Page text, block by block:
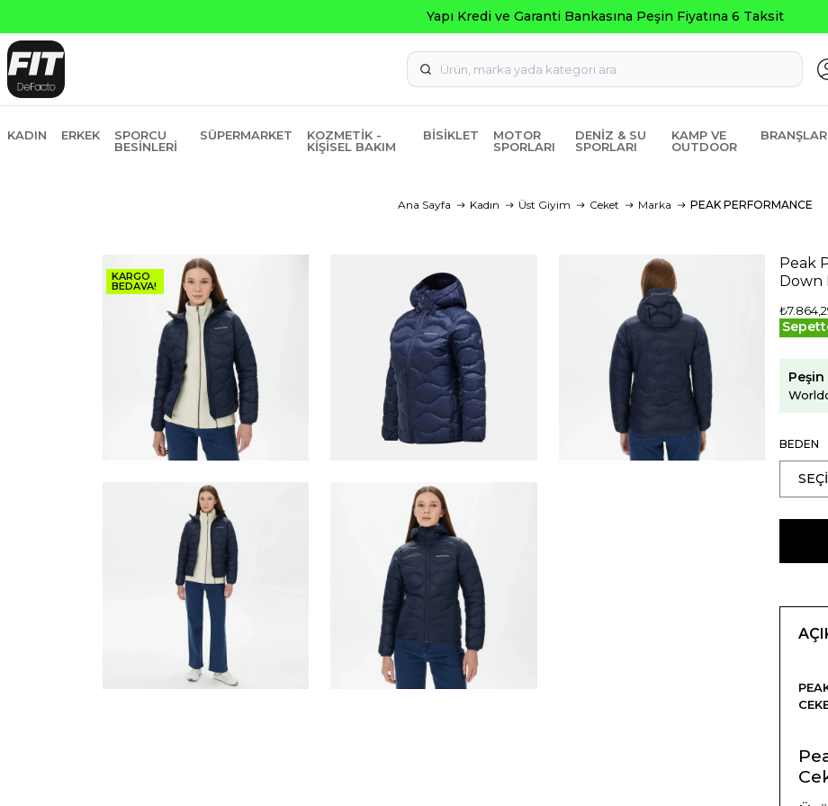
KADIN ERKEK
SPORCU
BESINLERI
SÜPERMARKET
KOZMETIK -
KIŞISEL BAKIM
BISIKLET
MOTOR
SPORLARI
DENIZ & SU
SPORLARI
KAMP VE
OUTDOOR
BRANŞLAR
Ana Sayfa Kadın Üst Giyim Ceket Marka PEAK PERFORMANCE
KARGO
BEDAVA!
Peak
Down
Peşin
BEDEN